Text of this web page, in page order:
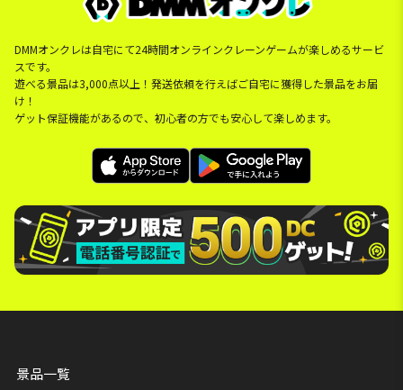
DMMオンクレは自宅にて24時間オンラインクレーンゲームが楽しめるサービ
スです。
遊べる景品は3,000点以上！発送依頼を行えばご自宅に獲得した景品をお届
け！
ゲット保証機能があるので、初心者の方でも安心して楽しめます。
景品一覧